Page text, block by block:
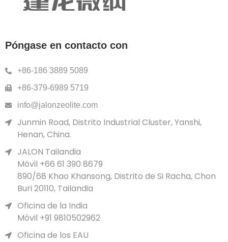
Póngase en contacto con
+86-186 3889 5089
+86-379-6989 5719
info@jalonzeolite.com
Junmin Road, Distrito Industrial Cluster, Yanshi,
Henan, China.
JALON Tailandia
Móvil +66 61 390 8679
890/68 Khao Khansong, Distrito de Si Racha, Chon
Buri 20110, Tailandia
Oficina de la India
Móvil +91 9810502962
Oficina de los EAU